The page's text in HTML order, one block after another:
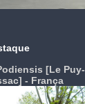
[Le Puy-
- França